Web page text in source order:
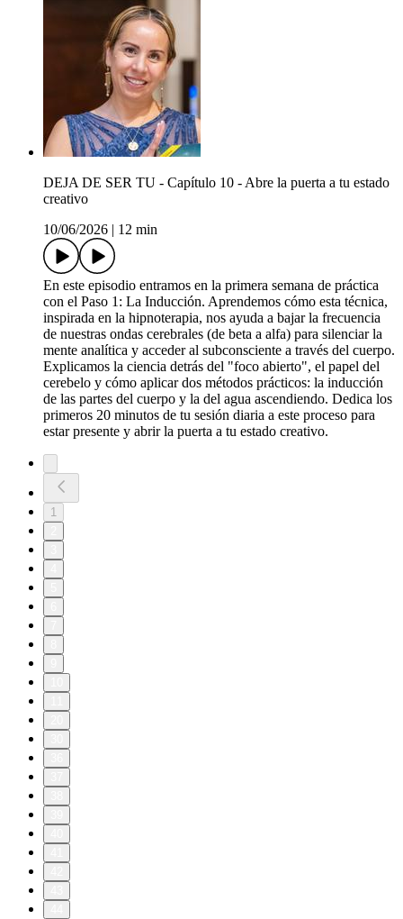
DEJA DE SER TU - Capítulo 10 - Abre la puerta a tu estado
creativo
10/06/2026
12 min
En este episodio entramos en la primera semana de práctica
con el Paso 1: La Inducción. Aprendemos cómo esta técnica,
inspirada en la hipnoterapia, nos ayuda a bajar la frecuencia
de nuestras ondas cerebrales (de beta a alfa) para silenciar la
mente analítica y acceder al subconsciente a través del cuerpo.
Explicamos la ciencia detrás del "foco abierto", el papel del
cerebelo y cómo aplicar dos métodos prácticos: la inducción
de las partes del cuerpo y la del agua ascendiendo. Dedica los
primeros 20 minutos de tu sesión diaria a este proceso para
estar presente y abrir la puerta a tu estado creativo.
1